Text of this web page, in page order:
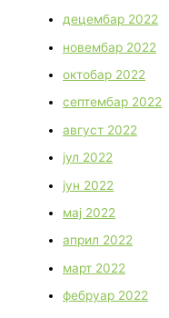
децембар 2022
новембар 2022
октобар 2022
септембар 2022
август 2022
јул 2022
јун 2022
мај 2022
април 2022
март 2022
фебруар 2022